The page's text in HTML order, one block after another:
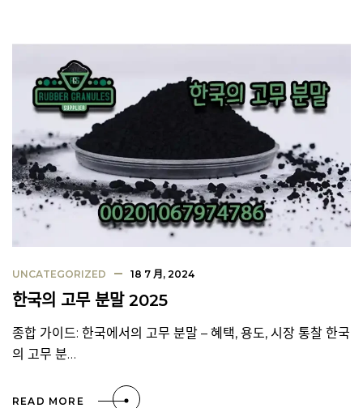
UNCATEGORIZED 18 7 月, 2024
한국의 고무 분말 2025
종합 가이드: 한국에서의 고무 분말 – 혜택, 용도, 시장 통찰 한국
의 고무 분…
READ MORE